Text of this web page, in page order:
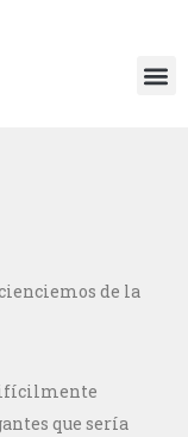
de la
que sería